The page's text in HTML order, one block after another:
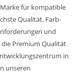
Marke für kompatible
Qualität. Farb-
und
Premium Qualität
in
unseren